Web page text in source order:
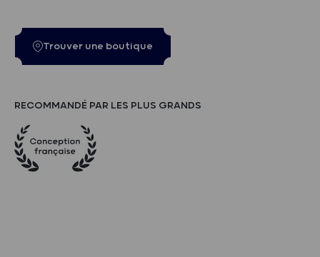
Trouver une boutique
RECOMMANDÉ PAR LES PLUS GRANDS